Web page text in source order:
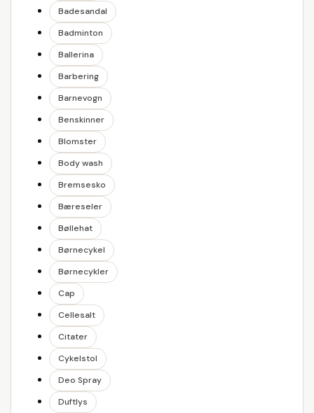
Badesandal
Badminton
Ballerina
Barbering
Barnevogn
Benskinner
Blomster
Body wash
Bremsesko
Bæreseler
Bøllehat
Børnecykel
Børnecykler
Cap
Cellesalt
Citater
Cykelstol
Deo Spray
Duftlys